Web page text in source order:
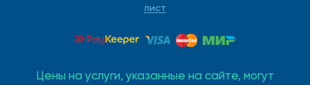
лист
Цены на услуги, указанные на сайте, могут